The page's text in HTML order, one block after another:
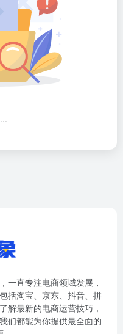
一直专注电商领域发展，
括淘宝、京东、抖音、拼
解最新的电商运营技巧，
们都能为你提供最全面的